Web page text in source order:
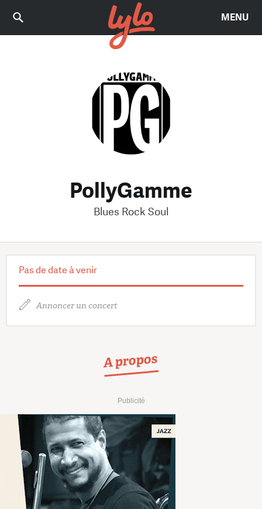
MENU
PollyGamme
Blues Rock Soul
Pas de date à venir
Annoncer un concert
A propos
Publicité